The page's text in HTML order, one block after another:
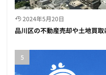
2024年5月20日
品川区の不動産売却や土地買